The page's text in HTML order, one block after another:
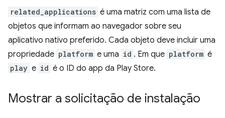
related_applications é uma matriz com uma lista de
objetos que informam ao navegador sobre seu
aplicativo nativo preferido. Cada objeto deve incluir uma
propriedade platform e uma id . Em que platform é
play e id é o ID do app da Play Store.
Mostrar a solicitação de instalação